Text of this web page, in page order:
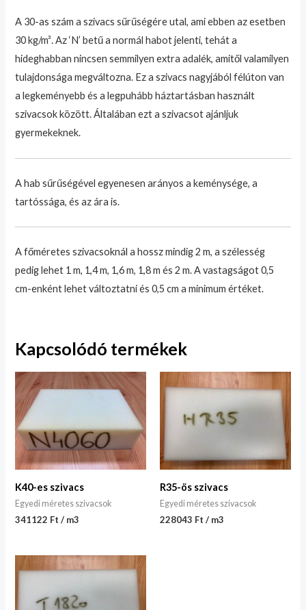
A 30-as szám a szivacs sűrűségére utal, ami ebben az esetben
30 kg/m³. Az ‘N’ betű a normál habot jelenti, tehát a
hideghabban nincsen semmilyen extra adalék, amitől valamilyen
tulajdonsága megváltozna. Ez a szivacs nagyjából félúton van
a legkeményebb és a legpuhább háztartásban használt
szivacsok között. Általában ezt a szivacsot ajánljuk
gyermekeknek.
A hab sűrűségével egyenesen arányos a keménysége, a
tartóssága, és az ára is.
A főméretes szivacsoknál a hossz mindig 2 m, a szélesség
pedig lehet 1 m, 1,4 m, 1,6 m, 1,8 m és 2 m. A vastagságot 0,5
cm-enként lehet változtatni és 0,5 cm a minimum értéket.
Kapcsolódó termékek
K40-es szivacs
Egyedi méretes szivacsok
341122 Ft / m3
R35-ös szivacs
Egyedi méretes szivacsok
228043 Ft / m3